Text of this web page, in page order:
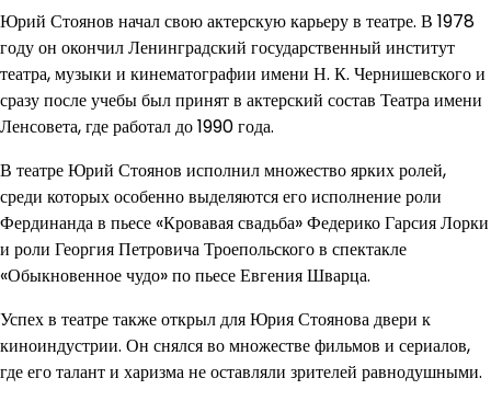
Юрий Стоянов начал свою актерскую карьеру в театре. В 1978
году он окончил Ленинградский государственный институт
театра, музыки и кинематографии имени Н. К. Чернишевского и
сразу после учебы был принят в актерский состав Театра имени
Ленсовета, где работал до 1990 года.
В театре Юрий Стоянов исполнил множество ярких ролей,
среди которых особенно выделяются его исполнение роли
Фердинанда в пьесе «Кровавая свадьба» Федерико Гарсия Лорки
и роли Георгия Петровича Троепольского в спектакле
«Обыкновенное чудо» по пьесе Евгения Шварца.
Успех в театре также открыл для Юрия Стоянова двери к
киноиндустрии. Он снялся во множестве фильмов и сериалов,
где его талант и харизма не оставляли зрителей равнодушными.